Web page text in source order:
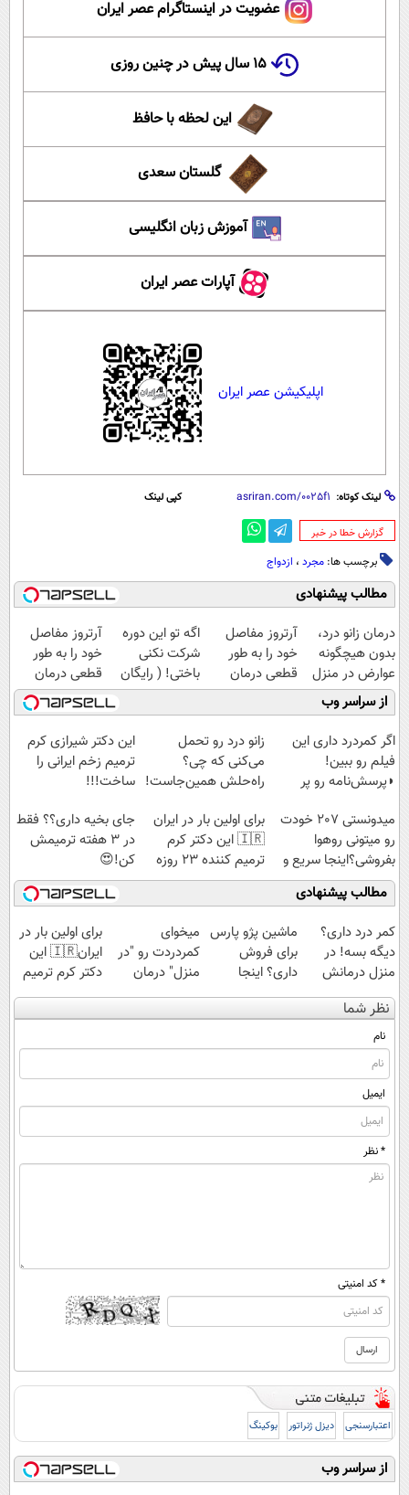
عضویت در اینستاگرام عصر ایران
۱۵ سال پیش در چنین روزی
این لحظه با حافظ
گلستان سعدی
آموزش زبان انگلیسی
آپارات عصر ایران
اپلیکیشن عصر ایران
لینک کوتاه: کپی لینک
‌گزارش خطا در خبر
برچسب ها: مجرد ، ازدواج
مطالب پیشنهادی
درمان زانو درد،
بدون هیچگونه
عوارض در منزل
(◂پرسش‌نامه)
آرتروز مفاصل
خود را به طور
قطعی درمان
کنید!
◂پرسش‌نامه▸
اگه تو این دوره
شرکت نکنی
باختی! ( رایگان
آموزش ببین
پولدار شی)
آرتروز مفاصل
خود را به طور
قطعی درمان
کنید!
◗پرسش‌نامه◖
از سراسر وب
اگر کمردرد داری این
فیلم رو ببین!
◗پرسش‌نامه رو پر
زانو درد رو تحمل
می‌کنی که چی؟
راه‌حلش همین‌جاست!
این دکتر شیرازی کرم
ترمیم زخم ایرانی را
ساخت!!!
میدونستی 207 خودت
رو میتونی روهوا
بفروشی؟اینجا سریع و
راحت بفروش
برای اولین بار در ایران
🇮🇷 این دکتر کرم
ترمیم کننده 23 روزه
ساخت!
جای بخیه داری؟؟ فقط
در 3 هفته ترمیمش
کن!😍
مطالب پیشنهادی
کمر درد داری؟
دیگه بسه! در
منزل درمانش
کن
(◀پرسش‌نامه)
ماشین پژو پارس
برای فروش
داری؟ اینجا
سریع بفروشش
میخوای
کمردردت رو "در
منزل" درمان
کنی؟ (◂فیلم +
◂پرسش‌نامه)
برای اولین بار در
ایران🇮🇷 این
دکتر کرم ترمیم
کننده 23 روزه
ساخت!
نظر شما
نام
ایمیل
* نظر
* کد امنیتی
اعتبارسنجی دیزل ژنراتور بوکینگ
از سراسر وب